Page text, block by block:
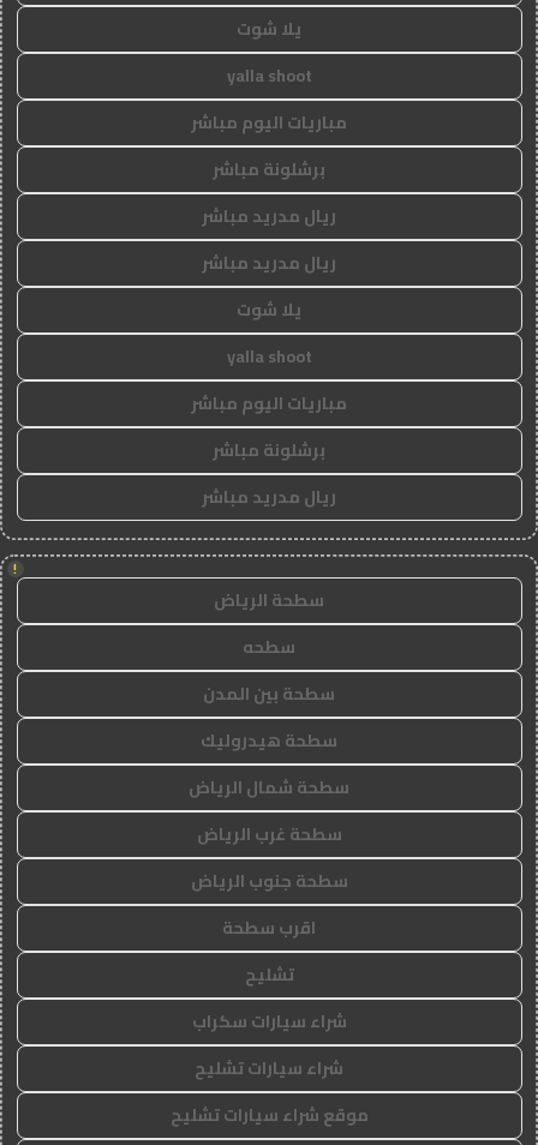
يلا شوت
yalla shoot
مباريات اليوم مباشر
برشلونة مباشر
ريال مدريد مباشر
ريال مدريد مباشر
يلا شوت
yalla shoot
مباريات اليوم مباشر
برشلونة مباشر
ريال مدريد مباشر
!
سطحة الرياض
سطحه
سطحة بين المدن
سطحة هيدروليك
سطحة شمال الرياض
سطحة غرب الرياض
سطحة جنوب الرياض
اقرب سطحة
تشليح
شراء سيارات سكراب
شراء سيارات تشليح
موقع شراء سيارات تشليح